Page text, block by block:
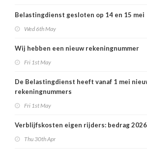
Belastingdienst gesloten op 14 en 15 mei
Wed 6th May
Wij hebben een nieuw rekeningnummer
Fri 1st May
De Belastingdienst heeft vanaf 1 mei
rekeningnummers
Fri 1st May
Verblijfskosten eigen rijders: bedrag
Thu 30th Apr